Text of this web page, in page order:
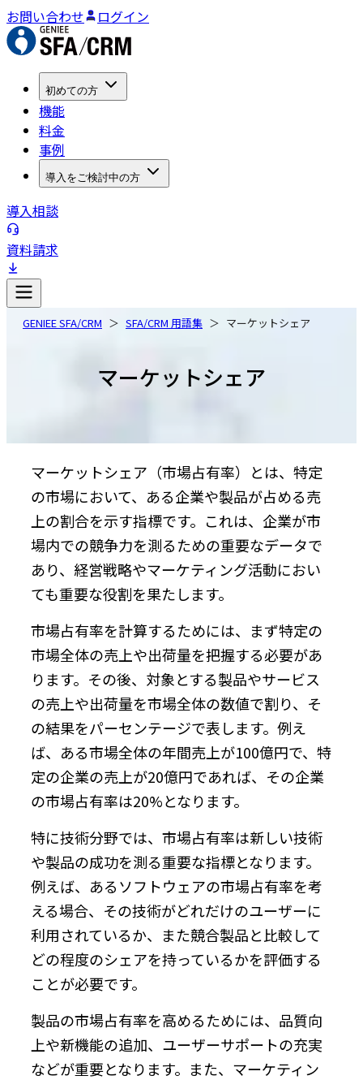
お問い合わせ ログイン
初めての方
機能
料金
事例
導入をご検討中の方
導入相談
資料請求
GENIEE SFA/CRM SFA/CRM 用語集 マーケットシェア
マーケットシェア
マーケットシェア（市場占有率）とは、特定
の市場において、ある企業や製品が占める売
上の割合を示す指標です。これは、企業が市
場内での競争力を測るための重要なデータで
あり、経営戦略やマーケティング活動におい
ても重要な役割を果たします。
市場占有率を計算するためには、まず特定の
市場全体の売上や出荷量を把握する必要があ
ります。その後、対象とする製品やサービス
の売上や出荷量を市場全体の数値で割り、そ
の結果をパーセンテージで表します。例え
ば、ある市場全体の年間売上が100億円で、特
定の企業の売上が20億円であれば、その企業
の市場占有率は20%となります。
特に技術分野では、市場占有率は新しい技術
や製品の成功を測る重要な指標となります。
例えば、あるソフトウェアの市場占有率を考
える場合、その技術がどれだけのユーザーに
利用されているか、また競合製品と比較して
どの程度のシェアを持っているかを評価する
ことが必要です。
製品の市場占有率を高めるためには、品質向
上や新機能の追加、ユーザーサポートの充実
などが重要となります。また、マーケティン